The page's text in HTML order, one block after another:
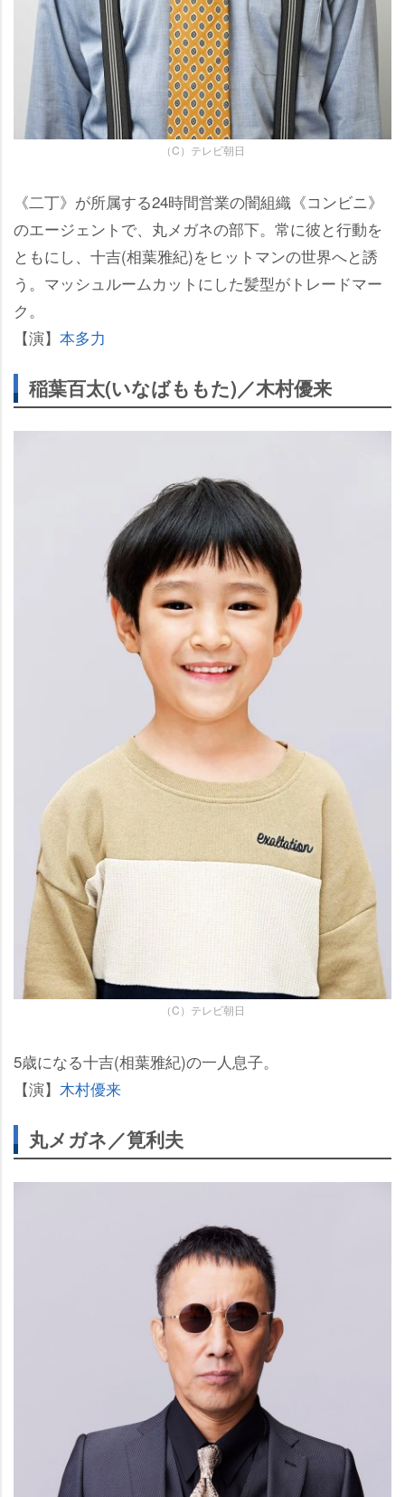
（C）テレビ朝日
《二丁》が所属する24時間営業の闇組織《コンビニ》
のエージェントで、丸メガネの部下。常に彼と行動を
ともにし、十吉(相葉雅紀)をヒットマンの世界へと誘
う。マッシュルームカットにした髪型がトレードマー
ク。
【演】 本多力
稲葉百太(いなばももた)／木村優来
（C）テレビ朝日
5歳になる十吉(相葉雅紀)の一人息子。
【演】 木村優来
丸メガネ／筧利夫